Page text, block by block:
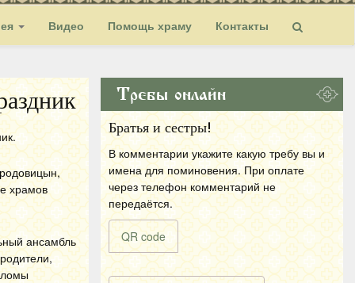
Видео Помощь храму Контакты
храмов
ансамбль
Требы онлайн
Братья и сестры!
В комментарии укажите какую требу вы и
имена для поминовения. При оплате
через телефон комментарий не
передаётся.
QR code